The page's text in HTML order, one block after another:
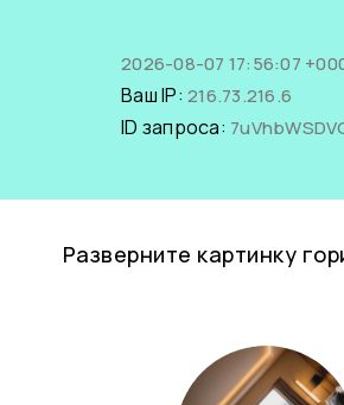
2026-08-07 17:56:07
Ваш IP: 216.73.216.6
ID запроса:
Разверните картинку